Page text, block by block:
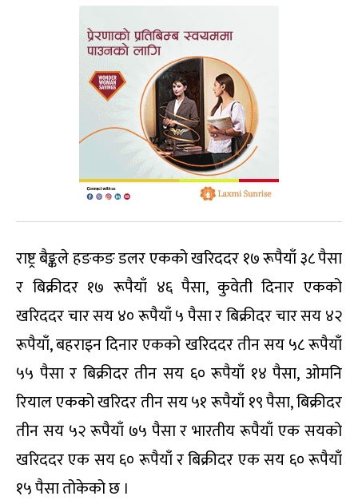
राष्ट्र बैङ्कले हङकङ डलर एकको खरिददर १७ रूपैयाँ ३८ पैसा
र बिक्रीदर १७ रूपैयाँ ४६ पैसा, कुवेती दिनार एकको
खरिददर चार सय ४० रूपैयाँ ५ पैसा र बिक्रीदर चार सय ४२
रूपैयाँ, बहराइन दिनार एकको खरिददर तीन सय ५८ रूपैयाँ
५५ पैसा र बिक्रीदर तीन सय ६० रूपैयाँ १४ पैसा, ओमनि
रियाल एकको खरिदर तीन सय ५१ रूपैयाँ १९ पैसा, बिक्रीदर
तीन सय ५२ रूपैयाँ ७५ पैसा र भारतीय रूपैयाँ एक सयको
खरिददर एक सय ६० रूपैयाँ र बिक्रीदर एक सय ६० रूपैयाँ
१५ पैसा तोकेको छ ।